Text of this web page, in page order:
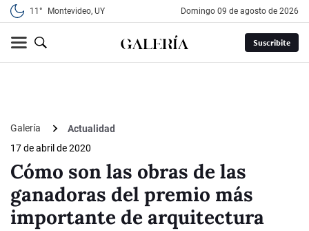
11° Montevideo, UY domingo 09 de agosto de 2026
Suscribite
Galería
Actualidad
17 de abril de 2020
Cómo son las obras de las
ganadoras del premio más
importante de arquitectura